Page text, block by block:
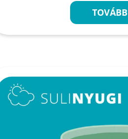
TOVÁBB